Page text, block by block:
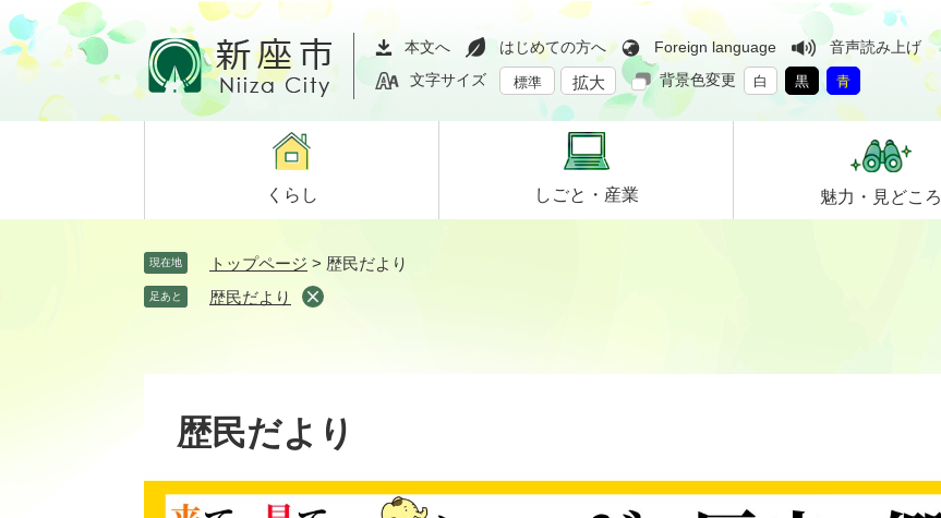
ペ
ー
ジ
メ
ニ
ュ
て
本文へ はじめての方へ Foreign language
音声読み上げ
文字サイズ
標準 拡大 背景色変更 白 黒 青
くらし しごと・ 産業 魅力・ 見どころ
現在地 トップページ > 歴民だより
足あと 歴民だより
歴民だより